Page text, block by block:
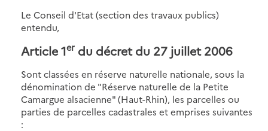
Le Conseil d'Etat (section des travaux publics)
entendu,
Article 1er du décret du 27 juillet 2006
Sont classées en réserve naturelle nationale, sous la
dénomination de "Réserve naturelle de la Petite
Camargue alsacienne" (Haut-Rhin), les parcelles ou
parties de parcelles cadastrales et emprises suivantes
: